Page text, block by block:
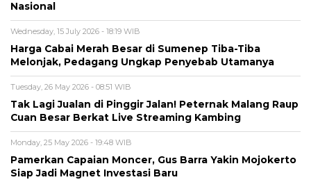
Nasional
Wednesday, 15 July 2026 - 18:19 WIB
Harga Cabai Merah Besar di Sumenep Tiba-Tiba
Melonjak, Pedagang Ungkap Penyebab Utamanya
Tuesday, 26 May 2026 - 08:51 WIB
Tak Lagi Jualan di Pinggir Jalan! Peternak Malang Raup
Cuan Besar Berkat Live Streaming Kambing
Monday, 25 May 2026 - 19:48 WIB
Pamerkan Capaian Moncer, Gus Barra Yakin Mojokerto
Siap Jadi Magnet Investasi Baru